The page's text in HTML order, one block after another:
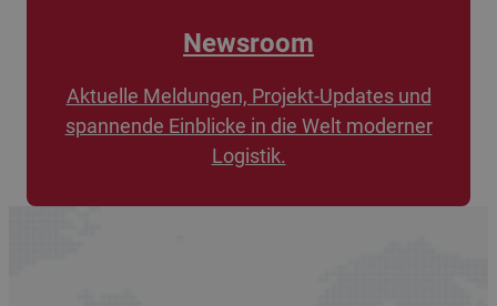
Newsroom
Aktuelle Meldungen, Projekt-Updates und
spannende Einblicke in die Welt moderner
Logistik.